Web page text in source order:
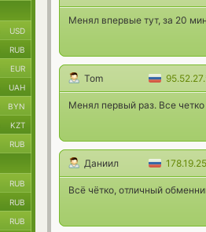
Менял впервые тут, за 20
Tom
Менял первый раз. Все
Даниил
Всё чётко, отличный
USD
RUB
EUR
UAH
BYN
KZT
RUB
RUB
RUB
RUB